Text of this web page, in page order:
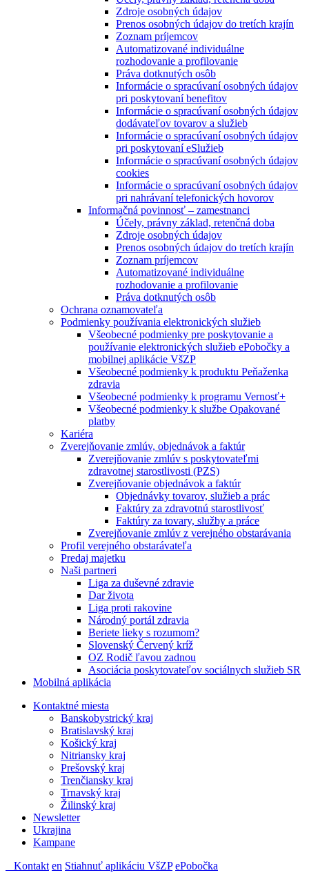
Zdroje osobných údajov
Prenos osobných údajov do tretích krajín
Zoznam príjemcov
Automatizované individuálne
rozhodovanie a profilovanie
Práva dotknutých osôb
Informácie o spracúvaní osobných údajov
pri poskytovaní benefitov
Informácie o spracúvaní osobných údajov
dodávateľov tovarov a služieb
Informácie o spracúvaní osobných údajov
pri poskytovaní eSlužieb
Informácie o spracúvaní osobných údajov
cookies
Informácie o spracúvaní osobných údajov
pri nahrávaní telefonických hovorov
Informačná povinnosť – zamestnanci
Účely, právny základ, retenčná doba
Zdroje osobných údajov
Prenos osobných údajov do tretích krajín
Zoznam príjemcov
Automatizované individuálne
rozhodovanie a profilovanie
Práva dotknutých osôb
Ochrana oznamovateľa
Podmienky používania elektronických služieb
Všeobecné podmienky pre poskytovanie a
používanie elektronických služieb ePobočky a
mobilnej aplikácie VšZP
Všeobecné podmienky k produktu Peňaženka
zdravia
Všeobecné podmienky k programu Vernosť+
Všeobecné podmienky k službe Opakované
platby
Kariéra
Zverejňovanie zmlúv, objednávok a faktúr
Zverejňovanie zmlúv s poskytovateľmi
zdravotnej starostlivosti (PZS)
Zverejňovanie objednávok a faktúr
Objednávky tovarov, služieb a prác
Faktúry za zdravotnú starostlivosť
Faktúry za tovary, služby a práce
Zverejňovanie zmlúv z verejného obstarávania
Profil verejného obstarávateľa
Predaj majetku
Naši partneri
Liga za duševné zdravie
Dar života
Liga proti rakovine
Národný portál zdravia
Beriete lieky s rozumom?
Slovenský Červený kríž
OZ Rodič ľavou zadnou
Asociácia poskytovateľov sociálnych služieb SR
Mobilná aplikácia
Kontaktné miesta
Banskobystrický kraj
Bratislavský kraj
Košický kraj
Nitriansky kraj
Prešovský kraj
Trenčiansky kraj
Trnavský kraj
Žilinský kraj
Newsletter
Ukrajina
Kampane
Kontakt en Stiahnuť aplikáciu VšZP ePobočka